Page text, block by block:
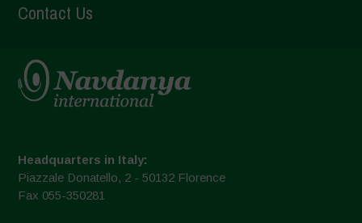
Contact Us
Headquarters in Italy:
Piazzale Donatello, 2 - 50132 Florence
Fax 055-350281